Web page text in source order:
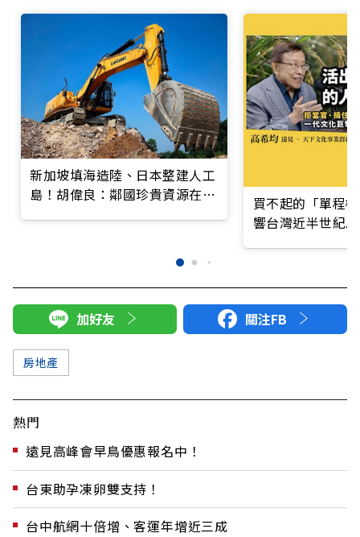
新加坡填海造陸、日本整建人工
島！胡偉良：鄰國珍貴資源在台
買不起的「單程
響台灣近半世紀
加好友 關注FB
房地產
熱門
遠見高峰會早鳥優惠報名中！
台東助孕凍卵雙支持！
台中航網十倍增、客運年增近三成